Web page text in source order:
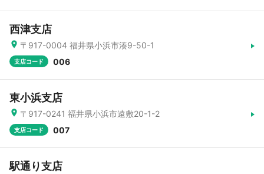
西津支店
〒917-0004 福井県小浜市湊9-50-1
支店コード 006
東小浜支店
〒917-0241 福井県小浜市遠敷20-1-2
支店コード 007
駅通り支店